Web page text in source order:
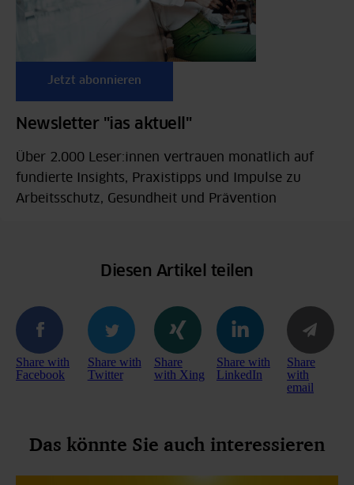
Jetzt abonnieren
Newsletter "ias aktuell"
Über 2.000 Leser:innen vertrauen monatlich auf
fundierte Insights, Praxistipps und Impulse zu
Arbeitsschutz, Gesundheit und Prävention
Diesen Artikel teilen
Share with
Facebook
Share with
Twitter
Share
with Xing
Share with
LinkedIn
Share
with
email
Das könnte Sie auch interessieren